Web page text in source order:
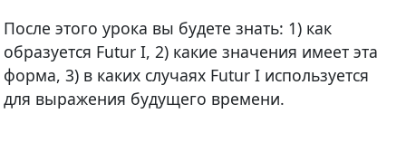
После этого урока вы будете знать: 1) как
образуется Futur I, 2) какие значения имеет эта
форма, 3) в каких случаях Futur I используется
для выражения будущего времени.